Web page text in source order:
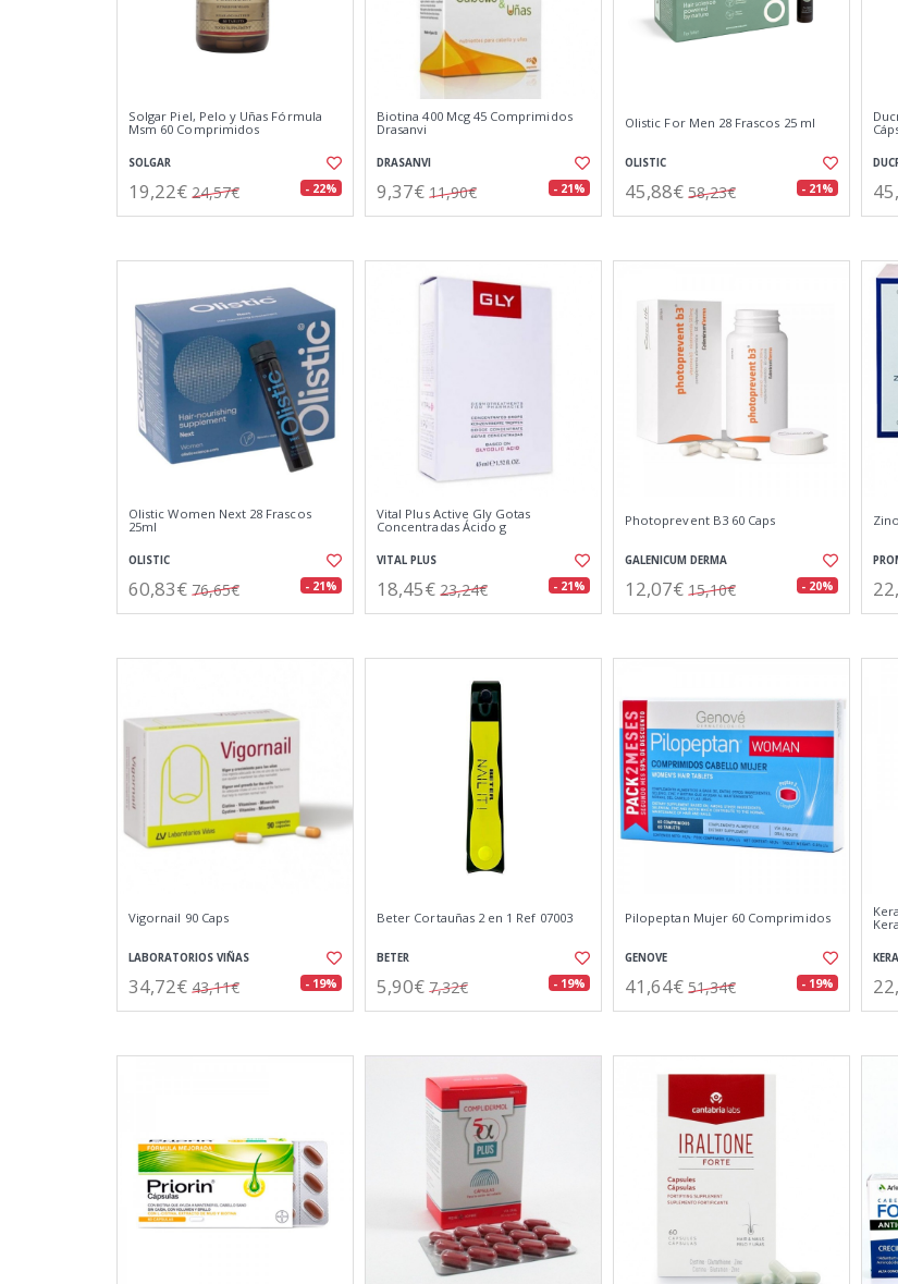
Solgar Piel, Pelo y Uñas Fórmula
Msm 60 Comprimidos
SOLGAR
19,22€ 24,57€ - 22%
Biotina 400 Mcg 45 Comprimidos
Drasanvi
DRASANVI
9,37€ 11,90€ - 21%
Olistic For Men 28 Frascos 25 ml
OLISTIC
45,88€ 58,23€ - 21%
Olistic Women Next 28 Frascos
25ml
OLISTIC
60,83€ 76,65€ - 21%
Vital Plus Active Gly Gotas
Concentradas Ácido g
VITAL PLUS
18,45€ 23,24€ - 21%
Photoprevent B3 60 Caps
GALENICUM DERMA
12,07€ 15,10€ - 20%
Vigornail 90 Caps
LABORATORIOS VIÑAS
34,72€ 43,11€ - 19%
Beter Cortauñas 2 en 1 Ref 07003
BETER
5,90€ 7,32€ - 19%
Pilopeptan Mujer 60 Comprimidos
GENOVE
41,64€ 51,34€ - 19%